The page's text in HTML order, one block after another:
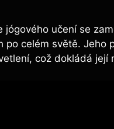
jógového učení se
po celém světě. Jeho
což dokládá